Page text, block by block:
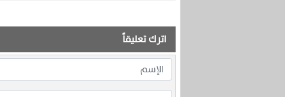
اترك تعليقاً